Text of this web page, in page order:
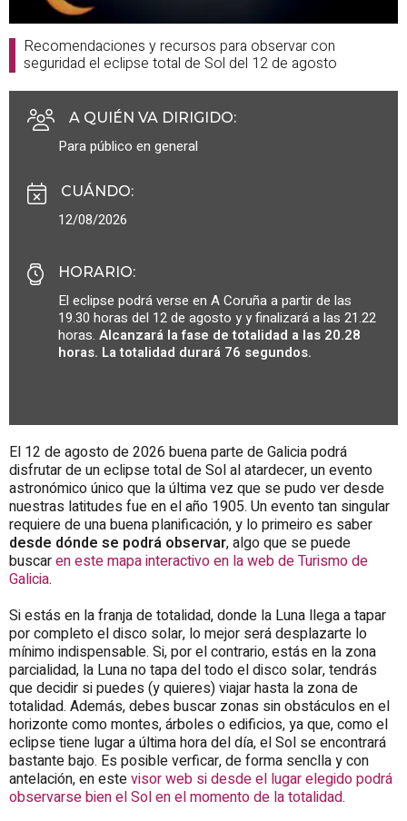
Recomendaciones y recursos para observar con
seguridad el eclipse total de Sol del 12 de agosto
A QUIÉN VA DIRIGIDO:
Para público en general
CUÁNDO:
12/08/2026
HORARIO:
El eclipse podrá verse en A Coruña a partir de las
19.30 horas del 12 de agosto y y finalizará a las 21.22
horas. Alcanzará la fase de totalidad a las 20.28
horas. La totalidad durará 76 segundos.
El 12 de agosto de 2026 buena parte de Galicia podrá
disfrutar de un eclipse total de Sol al atardecer, un evento
astronómico único que la última vez que se pudo ver desde
nuestras latitudes fue en el año 1905. Un evento tan singular
requiere de una buena planificación, y lo primeiro es saber
desde dónde se podrá observar, algo que se puede
buscaren este mapa interactivo en la web de Turismo de
Galicia.
Si estás en la franja de totalidad, donde la Luna llega a tapar
por completo el disco solar, lo mejor será desplazarte lo
mínimo indispensable. Si, por el contrario, estás en la zona
parcialidad, la Luna no tapa del todo el disco solar, tendrás
que decidir si puedes (y quieres) viajar hasta la zona de
totalidad. Además, debes buscar zonas sin obstáculos en el
horizonte como montes, árboles o edificios, ya que, como el
eclipse tiene lugar a última hora del día, el Sol se encontrará
bastante bajo. Es posible verficar, de forma senclla y con
antelación, en estevisor web si desde el lugar elegido podrá
observarse bien el Sol en el momento de la totalidad.